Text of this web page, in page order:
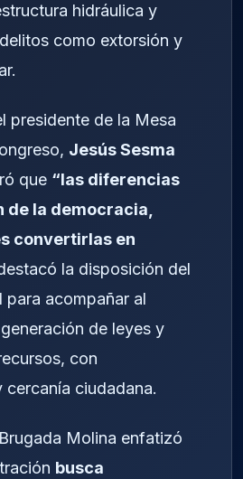
hidráulica y
como extorsión y
presidente de la Mesa
Jesús Sesma
que “las diferencias
de la democracia,
convertirlas en
la disposición del
para acompañar al
de leyes y
con
cercanía ciudadana.
Molina enfatizó
busca